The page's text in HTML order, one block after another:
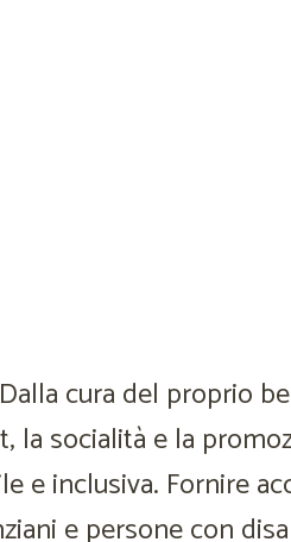
cura del proprio
la socialità e la
e inclusiva. Fornire
e persone con